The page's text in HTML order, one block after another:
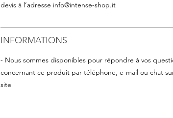
devis à l’adresse info@intense-shop.it
INFORMATIONS
- Nous sommes disponibles pour répondre à vos
concernant ce produit par téléphone, e-mail ou chat
site